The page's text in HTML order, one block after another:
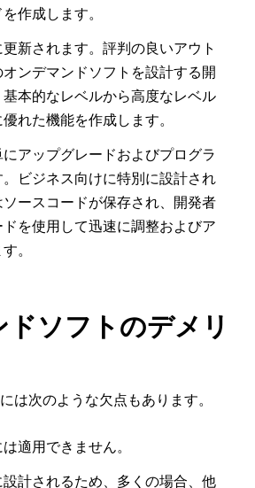
作成します。
新されます。評判の良いアウト
ンデマンドソフトを設計する開
本的なレベルから高度なレベル
れた機能を作成します。
アップグレードおよびプログラ
。ビジネス向けに特別に設計され
ースコードが保存され、開発者
を使用して迅速に調整およびア
。
ソフトのデメリ
は次のような欠点もあります。
適用できません。
計されるため、多くの場合、他